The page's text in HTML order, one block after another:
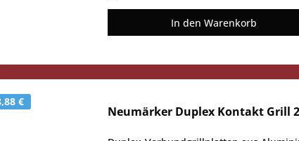
In den Warenkorb
€
Neumärker Duplex Kontakt Grill